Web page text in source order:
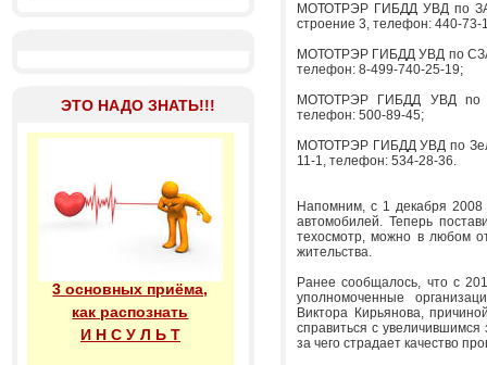
ЭТО НАДО ЗНАТЬ!!!
3 основных приёма,
как распознать
И Н С У Л Ь Т
МОТОТРЭР ГИБДД УВД по
строение 3, телефон: 440-73-
МОТОТРЭР ГИБДД УВД по
телефон: 8-499-740-25-19;
МОТОТРЭР ГИБДД УВД no
телефон: 500-89-45;
МОТОТРЭР ГИБДД УВД по
11-1, телефон: 534-28-36.
Напомним, с 1 декабря 2008
автомобилей. Теперь
техосмотр, можно в любом
жительства.
Ранее сообщалось, что с
уполномоченные
Виктора Кирьянова,
справиться с
за чего страдает качество